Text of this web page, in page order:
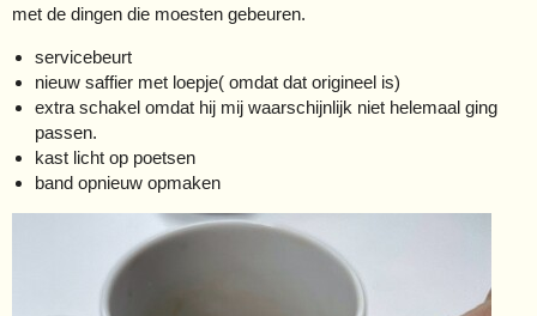
met de dingen die moesten gebeuren.
servicebeurt
nieuw saffier met loepje( omdat dat origineel is)
extra schakel omdat hij mij waarschijnlijk niet helemaal ging
passen.
kast licht op poetsen
band opnieuw opmaken